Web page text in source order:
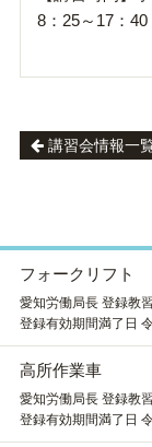
8：25
講習会情報一
フォークリフト
愛知労働局長 登録教
登録有効期間満了日
高所作業車
愛知労働局長 登録教
登録有効期間満了日